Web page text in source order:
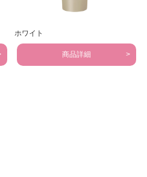
ホワイト
商品詳細